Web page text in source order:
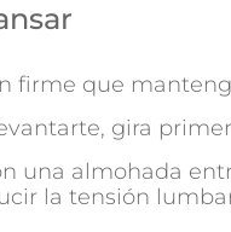
firme que
gira
una almohada
la tensión